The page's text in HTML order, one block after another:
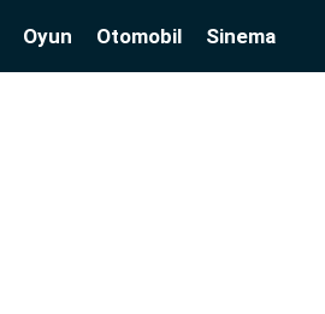
Oyun Otomobil Sinema